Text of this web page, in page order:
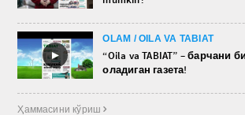
►
OLAM / OILA VA TABIAT
“Oila va TABIAT” – барчани
оладиган газета!
Ҳаммасини кўриш 